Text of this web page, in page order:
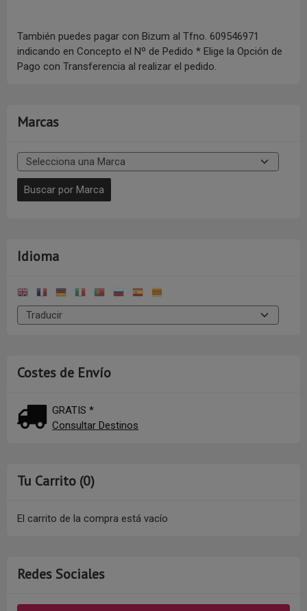
También puedes pagar con Bizum al Tfno. 609546971
indicando en Concepto el Nº de Pedido * Elige la Opción de
Pago con Transferencia al realizar el pedido.
Marcas
Idioma
Costes de Envío
GRATIS *
Consultar Destinos
Tu Carrito (0)
El carrito de la compra está vacío
Redes Sociales